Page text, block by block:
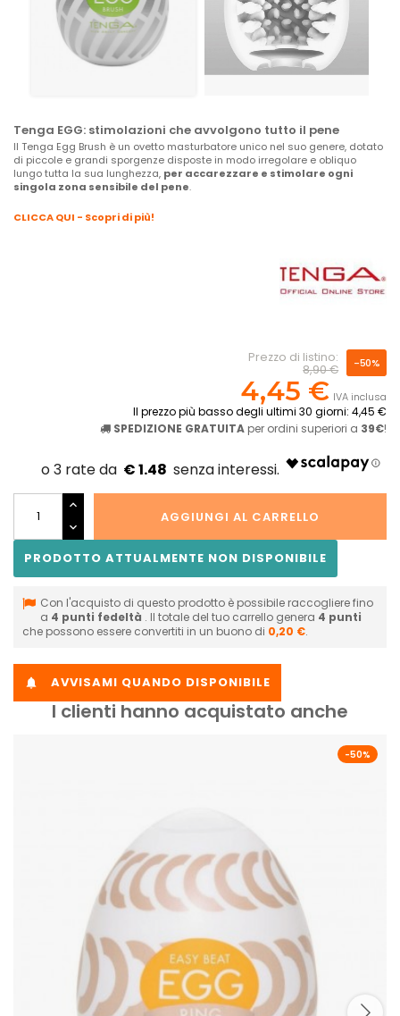
Tenga EGG: stimolazioni che avvolgono tutto il pene
Il Tenga Egg Brush è un ovetto masturbatore unico nel suo genere, dotato
di piccole e grandi sporgenze disposte in modo irregolare e obliquo
lungo tutta la sua lunghezza, per accarezzare e stimolare ogni
singola zona sensibile del pene.
CLICCA QUI - Scopri di più!
Prezzo di listino:
8,90 €
-50%
4,45 € IVA inclusa
Il prezzo più basso degli ultimi 30 giorni: 4,45 €
SPEDIZIONE GRATUITA per ordini superiori a 39€!
€ 1.48
AGGIUNGI AL CARRELLO
PRODOTTO ATTUALMENTE NON DISPONIBILE
Con l'acquisto di questo prodotto è possibile raccogliere fino
a 4 punti fedeltà . Il totale del tuo carrello genera 4 punti
che possono essere convertiti in un buono di 0,20 €.
 AVVISAMI QUANDO DISPONIBILE
I clienti hanno acquistato anche
-50%